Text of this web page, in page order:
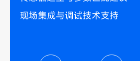
现场集成与调试技术支持